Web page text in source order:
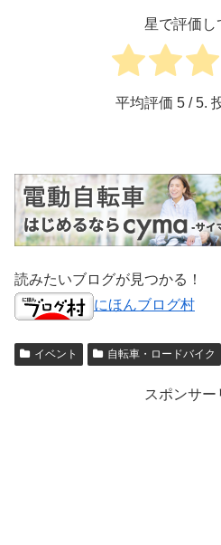
星で評価し
平均評価 5 / 5.
読みたいブログが見つかる！
にほんブログ村
イベント 自転車・ロードバイク
スポンサー